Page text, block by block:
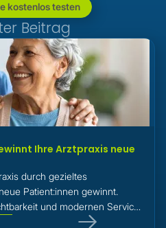
kostenlos testen
Beitrag
Ihre Arztpraxis neue
durch gezieltes
Patient:innen gewinnt.
und modernen Service